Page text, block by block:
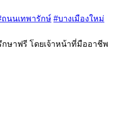
ถนนเทพารักษ์ #บางเมืองใหม่
ษาฟรี โดยเจ้าหน้าที่มืออาชีพ